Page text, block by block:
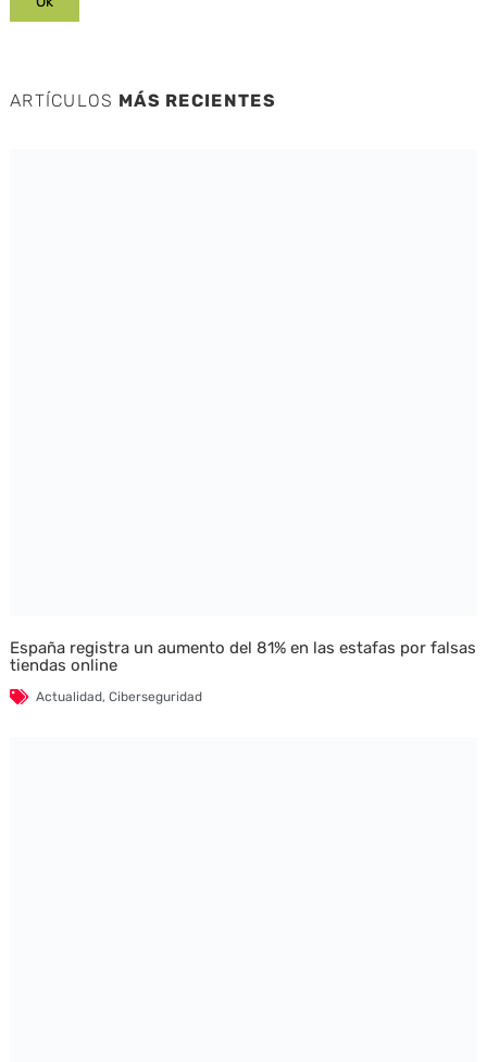
ARTÍCULOS MÁS RECIENTES
España registra un aumento del 81% en las estafas por falsas
tiendas online
Actualidad, Ciberseguridad